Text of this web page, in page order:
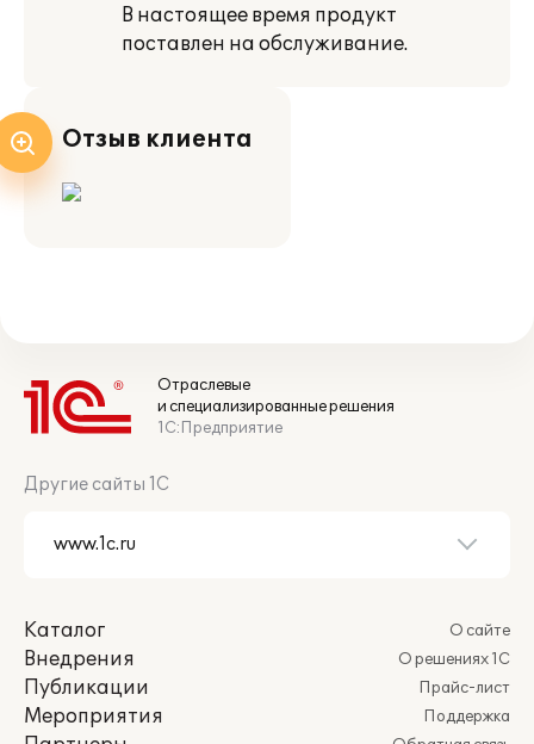
В настоящее время продукт
поставлен на обслуживание.
Отзыв клиента
Отраслевые
и специализированные решения
1С:Предприятие
Другие сайты 1С
Каталог
Внедрения
Публикации
Мероприятия
О сайте
О решениях 1С
Прайс-лист
Поддержка